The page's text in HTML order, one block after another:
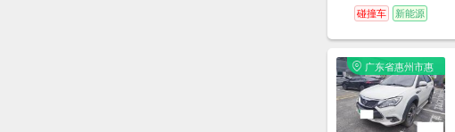
碰撞车
新能源
广东省惠州市惠
州市